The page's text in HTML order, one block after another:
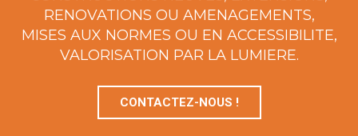
RENOVATIONS OU AMENAGEMENTS,
MISES AUX NORMES OU EN ACCESSIBILITE,
VALORISATION PAR LA LUMIERE.
CONTACTEZ-NOUS !